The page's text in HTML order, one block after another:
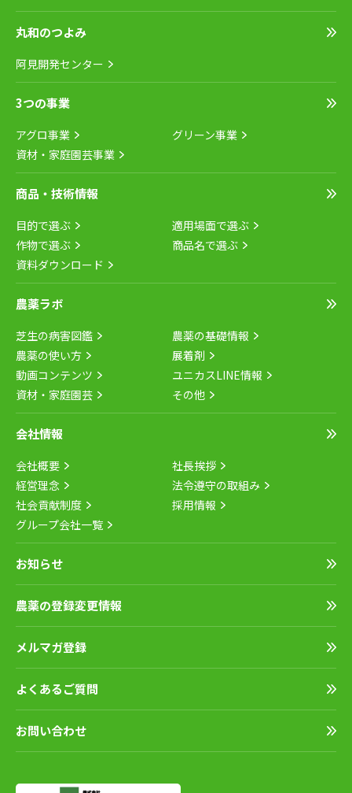
丸和のつよみ
阿見開発センター
3つの事業
アグロ事業
グリーン事業
資材・家庭園芸事業
商品・技術情報
目的で選ぶ
適用場面で選ぶ
作物で選ぶ
商品名で選ぶ
資料ダウンロード
農薬ラボ
芝生の病害図鑑
農薬の基礎情報
農薬の使い方
展着剤
動画コンテンツ
ユニカスLINE情報
資材・家庭園芸
その他
会社情報
会社概要
社長挨拶
経営理念
法令遵守の取組み
社会貢献制度
採用情報
グループ会社一覧
お知らせ
農薬の登録変更情報
メルマガ登録
よくあるご質問
お問い合わせ